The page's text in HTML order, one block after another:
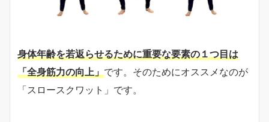
身体年齢を若返らせるために重要な要素の１つ目は
「全身筋力の向上」 です。そのためにオススメなのが
「スロースクワット」です。